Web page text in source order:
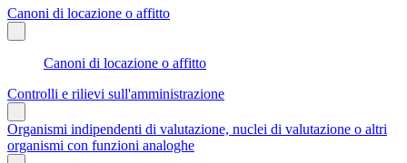
Canoni di locazione o affitto
Canoni di locazione o affitto
Controlli e rilievi sull'amministrazione
Organismi indipendenti di valutazione, nuclei di valutazione o altri
organismi con funzioni analoghe